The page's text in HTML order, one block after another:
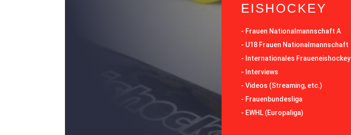
EISHOCKEY
- Frauen Nationalmannschaft A
- U18 Frauen Nationalmannschaft
- Internationales Fraueneishockey
- Interviews
- Videos (Streaming, etc.)
- Frauenbundesliga
- EWHL (Europaliga)